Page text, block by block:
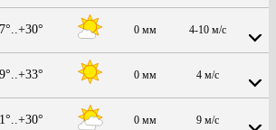
0 мм 4-10 м/с
0 мм 4 м/с
0 мм 9 м/с